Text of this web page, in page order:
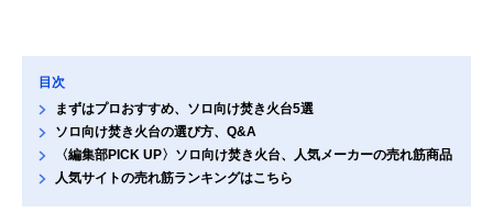
目次
まずはプロおすすめ、ソロ向け焚き火台5選
ソロ向け焚き火台の選び方、Q&A
〈編集部PICK UP〉ソロ向け焚き火台、人気メーカーの売れ筋商品
人気サイトの売れ筋ランキングはこちら